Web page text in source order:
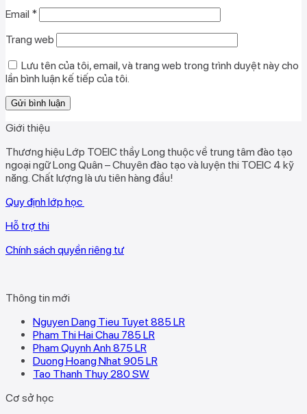
Email *
Trang web
Lưu tên của tôi, email, và trang web trong trình duyệt này cho
lần bình luận kế tiếp của tôi.
Giới thiệu
Thương hiệu Lớp TOEIC thầy Long thuộc về trung tâm đào tạo
ngoại ngữ Long Quân – Chuyên đào tạo và luyện thi TOEIC 4 kỹ
năng. Chất lượng là ưu tiên hàng đầu!
Quy định lớp học
Hỗ trợ thi
Chính sách quyền riêng tư
Thông tin mới
Nguyen Dang Tieu Tuyet 885 LR
Pham Thi Hai Chau 785 LR
Pham Quynh Anh 875 LR
Duong Hoang Nhat 905 LR
Tao Thanh Thuy 280 SW
Cơ sở học